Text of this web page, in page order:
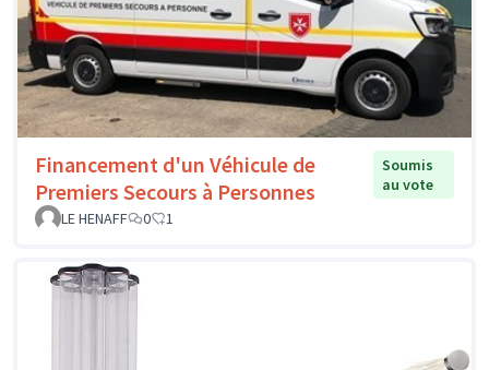
Financement d'un Véhicule de
Premiers Secours à Personnes
Soumis
au vote
LE HENAFF
0 1